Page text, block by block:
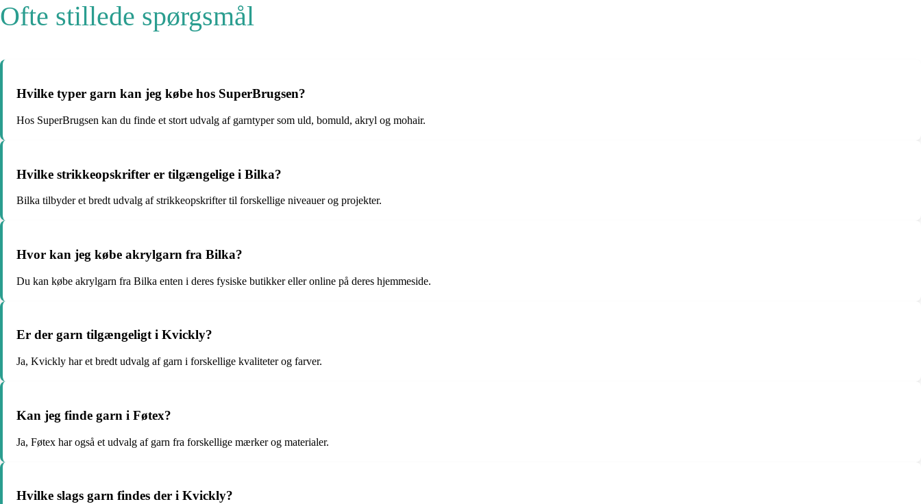
Ofte stillede spørgsmål
Hvilke typer garn kan jeg købe hos SuperBrugsen?
Hos SuperBrugsen kan du finde et stort udvalg af garntyper som uld, bomuld, akryl og mohair.
Hvilke strikkeopskrifter er tilgængelige i Bilka?
Bilka tilbyder et bredt udvalg af strikkeopskrifter til forskellige niveauer og projekter.
Hvor kan jeg købe akrylgarn fra Bilka?
Du kan købe akrylgarn fra Bilka enten i deres fysiske butikker eller online på deres hjemmeside.
Er der garn tilgængeligt i Kvickly?
Ja, Kvickly har et bredt udvalg af garn i forskellige kvaliteter og farver.
Kan jeg finde garn i Føtex?
Ja, Føtex har også et udvalg af garn fra forskellige mærker og materialer.
Hvilke slags garn findes der i Kvickly?